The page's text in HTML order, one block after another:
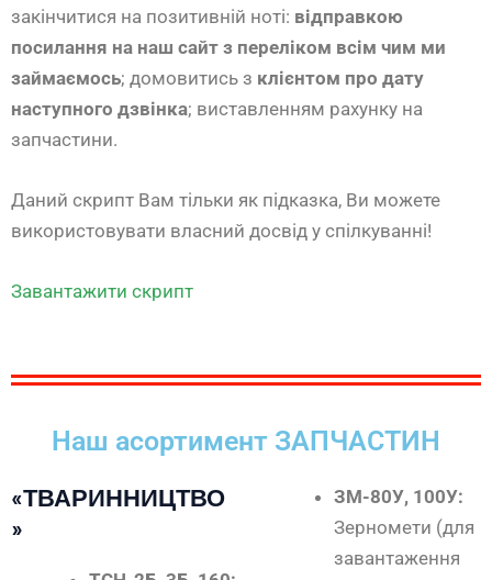
закінчитися на позитивній ноті: відправкою
посилання на наш сайт з переліком всім чим ми
займаємось; домовитись з клієнтом про дату
наступного дзвінка; виставленням рахунку на
запчастини.
Даний скрипт Вам тільки як підказка, Ви можете
використовувати власний досвід у спілкуванні!
Завантажити скрипт
Наш асортимент ЗАПЧАСТИН
«ТВАРИННИЦТВО
»
ЗМ-80У, 100У:
Зерномети (для
завантаження